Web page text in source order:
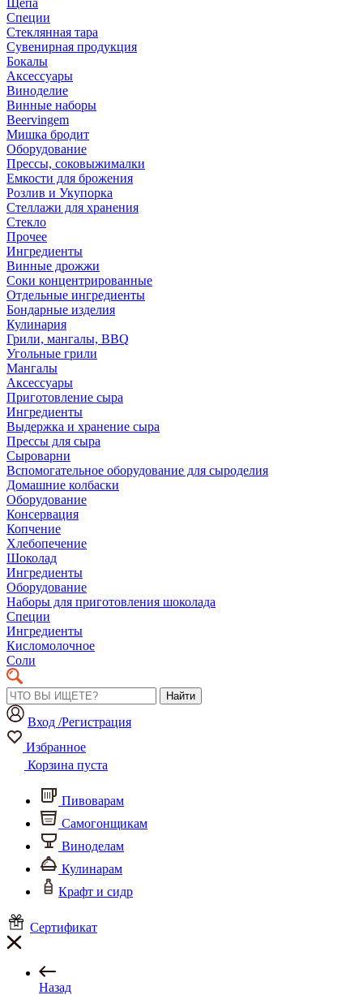
Щепа
Специи
Стеклянная тара
Сувенирная продукция
Бокалы
Аксессуары
Виноделие
Винные наборы
Beervingem
Мишка бродит
Оборудование
Прессы, соковыжималки
Емкости для брожения
Розлив и Укупорка
Стеллажи для хранения
Стекло
Прочее
Ингредиенты
Винные дрожжи
Соки концентрированные
Отдельные ингредиенты
Бондарные изделия
Кулинария
Грили, мангалы, BBQ
Угольные грили
Мангалы
Аксессуары
Приготовление сыра
Ингредиенты
Выдержка и хранение сыра
Прессы для сыра
Сыроварни
Вспомогательное оборудование для сыроделия
Домашние колбаски
Оборудование
Консервация
Копчение
Хлебопечение
Шоколад
Ингредиенты
Оборудование
Наборы для приготовления шоколада
Специи
Ингредиенты
Кисломолочное
Соли
Найти
Вход /Регистрация
Избранное
Корзина пуста
Пивоварам
Самогонщикам
Виноделам
Кулинарам
Крафт и сидр
Сертификат
Назад